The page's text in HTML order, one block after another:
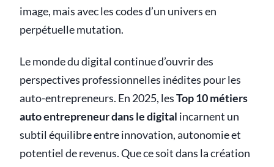
image, mais avec les codes d’un univers en
perpétuelle mutation.
Le monde du digital continue d’ouvrir des
perspectives professionnelles inédites pour les
auto-entrepreneurs. En 2025, lesTop 10 métiers
auto entrepreneur dans le digital incarnent un
subtil équilibre entre innovation, autonomie et
potentiel de revenus. Que ce soit dans la création